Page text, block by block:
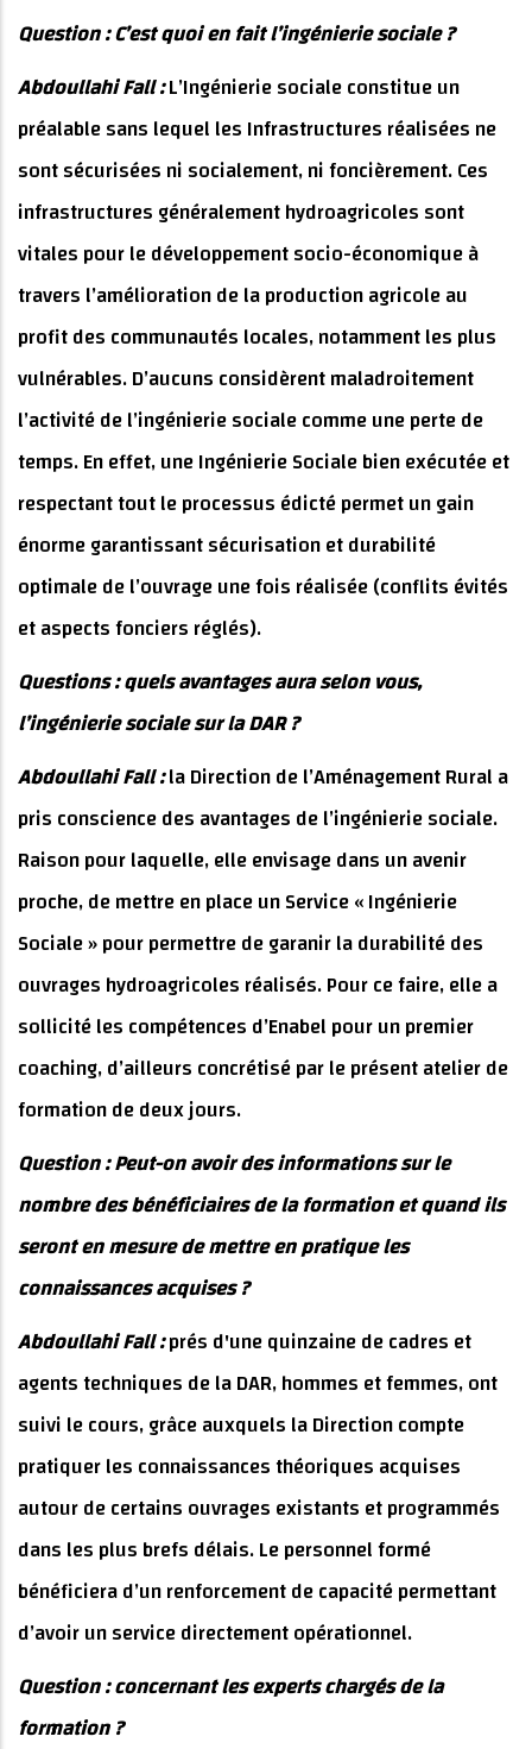
Question : C’est quoi en fait l’ingénierie sociale ?
Abdoullahi Fall :L’Ingénierie sociale constitue un
préalable sans lequel les Infrastructures réalisées ne
sont sécurisées ni socialement, ni foncièrement. Ces
infrastructures généralement hydroagricoles sont
vitales pour le développement socio-économique à
travers l’amélioration de la production agricole au
profit des communautés locales, notamment les plus
vulnérables. D’aucuns considèrent maladroitement
l’activité de l’ingénierie sociale comme une perte de
temps. En effet, une Ingénierie Sociale bien exécutée et
respectant tout le processus édicté permet un gain
énorme garantissant sécurisation et durabilité
optimale de l’ouvrage une fois réalisée (conflits évités
et aspects fonciers réglés).
Questions : quels avantages aura selon vous,
l’ingénierie sociale sur la DAR ?
Abdoullahi Fall :la Direction de l’Aménagement Rural a
pris conscience des avantages de l’ingénierie sociale.
Raison pour laquelle, elle envisage dans un avenir
proche, de mettre en place un Service « Ingénierie
Sociale » pour permettre de garanir la durabilité des
ouvrages hydroagricoles réalisés. Pour ce faire, elle a
sollicité les compétences d’Enabel pour un premier
coaching, d’ailleurs concrétisé par le présent atelier de
formation de deux jours.
Question : Peut-on avoir des informations sur le
nombre des bénéficiaires de la formation et quand ils
seront en mesure de mettre en pratique les
connaissances acquises ?
Abdoullahi Fall :prés d'une quinzaine de cadres et
agents techniques de la DAR, hommes et femmes, ont
suivi le cours, grâce auxquels la Direction compte
pratiquer les connaissances théoriques acquises
autour de certains ouvrages existants et programmés
dans les plus brefs délais. Le personnel formé
bénéficiera d’un renforcement de capacité permettant
d’avoir un service directement opérationnel.
Question : concernant les experts chargés de la
formation ?